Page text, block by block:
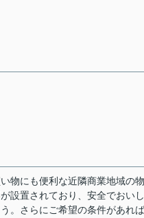
物にも便利な近隣商業地域の
設置されており、安全でおい
。さらにご希望の条件があれ